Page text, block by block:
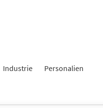
Industrie Personalien